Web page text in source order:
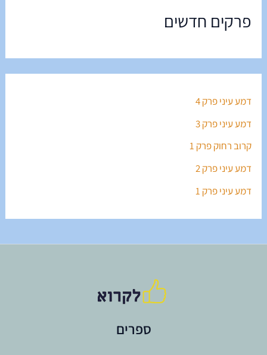
פרקים חדשים
דמע עיני פרק 4
דמע עיני פרק 3
קרוב רחוק פרק 1
דמע עיני פרק 2
דמע עיני פרק 1
ספרים